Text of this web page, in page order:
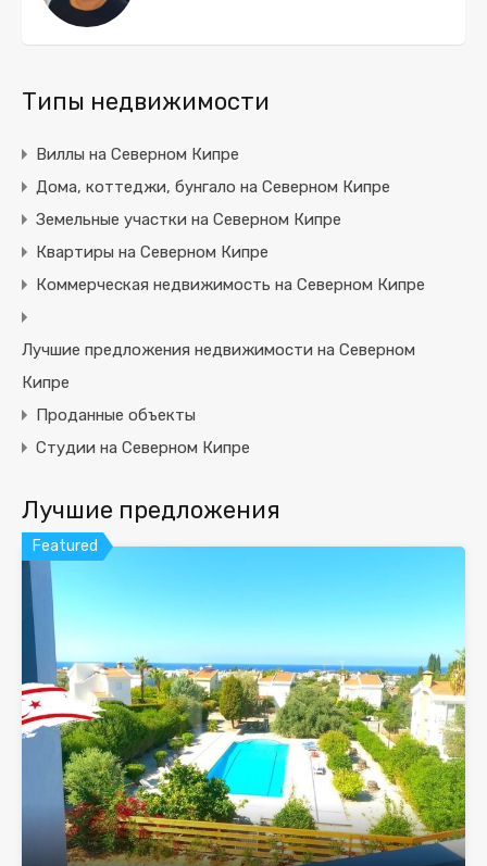
Типы недвижимости
Виллы на Северном Кипре
Дома, коттеджи, бунгало на Северном Кипре
Земельные участки на Северном Кипре
Квартиры на Северном Кипре
Коммерческая недвижимость на Северном Кипре
Лучшие предложения недвижимости на Северном
Кипре
Проданные объекты
Студии на Северном Кипре
Лучшие предложения
Featured